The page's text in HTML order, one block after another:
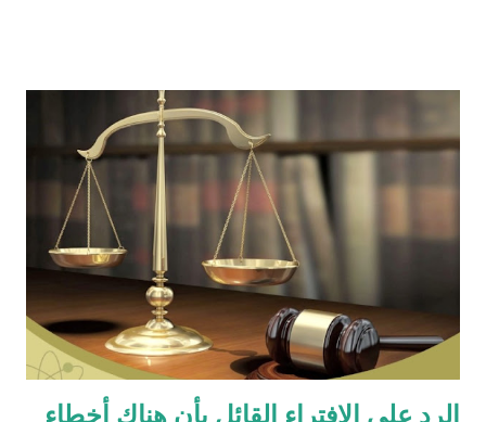
الرد على الإفتراء القائل بأن هناك أخطاء